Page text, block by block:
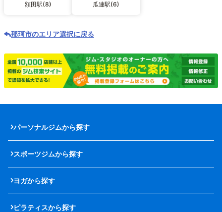
額田駅(8) 瓜連駅(6)
那珂市のエリア選択に戻る
パーソナルジムから探す
スポーツジムから探す
ヨガから探す
ピラティスから探す